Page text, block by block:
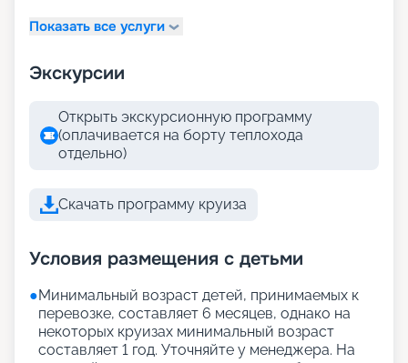
Показать все услуги
Экскурсии
Открыть экскурсионную программу
(оплачивается на борту теплохода
отдельно)
Скачать программу круиза
Условия размещения с детьми
●Минимальный возраст детей, принимаемых к
перевозке, составляет 6 месяцев, однако на
некоторых круизах минимальный возраст
составляет 1 год. Уточняйте у менеджера. На